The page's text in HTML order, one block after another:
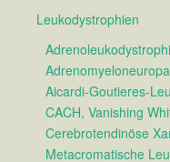
Leukodystrophien
Aicardi-Goutieres-
CACH, Vanishing
Cerebrotendinöse
Metacromatische